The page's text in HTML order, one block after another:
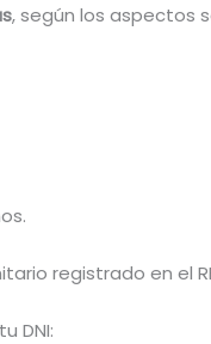
, según los aspectos
registrado en el
DNI: